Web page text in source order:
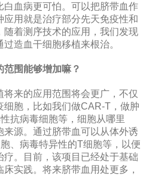
白血病更可怕。可以把脐带血作
应用就是治疗部分先天免疫性和
随着测序技术的应用，我们发现
造血干细胞移植来根治。
范围能够增加嘛？
将来的应用范围将会更广，不仅
细胞，比如我们做CAR-T，做肿
抗病毒细胞等，细胞从哪里
源。通过脐带血可以从体外诱
、病毒特异性的T细胞等，以便
。目前，该项目已经处于基础
实践。将来脐带血用处更多，